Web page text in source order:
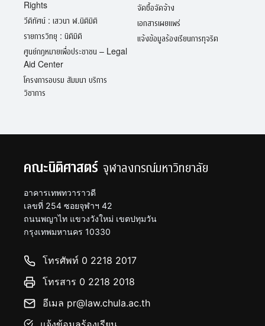
Rights
วีดิทัศน์ : เสวนา ฬ.นิติมิติ
รายการวิทยุ : นิติมิติ
ศูนย์กฎหมายเพื่อประชาชน – Legal
Aid Center
โครงการอบรม สัมมนา บริการ
วิชาการ
จัดซื้อจัดจ้าง
เอกสารเผยแพร่
แจ้งข้อมูลร้องเรียนการทุจริต
คณะนิติศาสตร์ จุฬาลงกรณ์มหาวิทยาลัย
อาคารเทพทวาราวดี
เลขที่ 254 ซอยจุฬาฯ 42
ถนนพญาไท แขวงวังใหม่ เขตปทุมวัน
กรุงเทพมหานคร 10330
โทรศัพท์ 0 2218 2017
โทรสาร 0 2218 2018
อีเมล pr@law.chula.ac.th